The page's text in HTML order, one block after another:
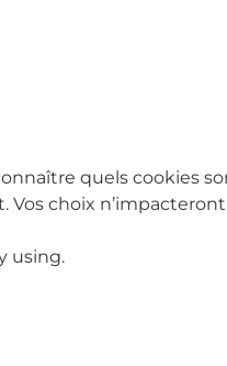
quels cookies
choix
using.